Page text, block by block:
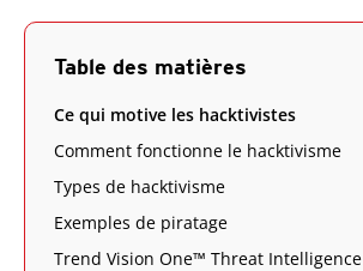
Table des matières
Ce qui motive les hacktivistes
Comment fonctionne le hacktivisme
Types de hacktivisme
Exemples de piratage
Trend Vision One™ Threat Intelligence